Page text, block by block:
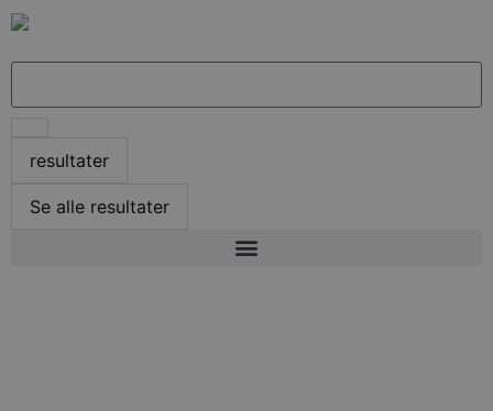
resultater
Se alle resultater